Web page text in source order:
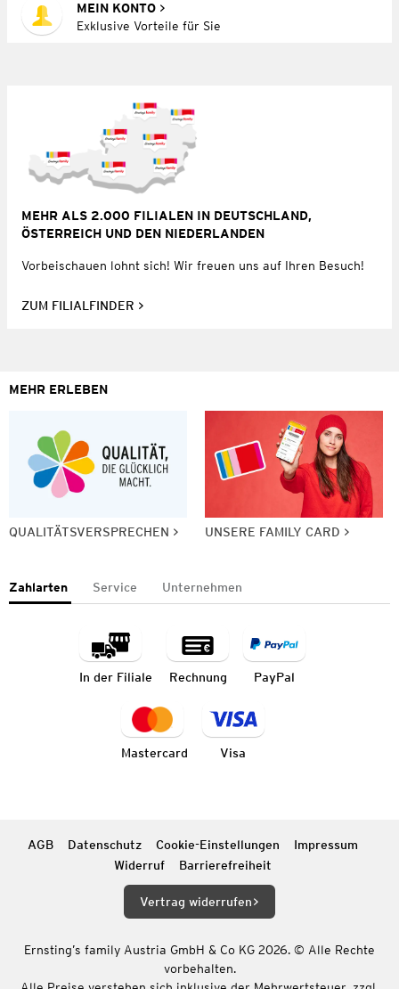
MEIN KONTO
Exklusive Vorteile für Sie
MEHR ALS 2.000 FILIALEN IN DEUTSCHLAND,
ÖSTERREICH UND DEN NIEDERLANDEN
Vorbeischauen lohnt sich! Wir freuen uns auf Ihren Besuch!
ZUM FILIALFINDER
MEHR ERLEBEN
QUALITÄTSVERSPRECHEN UNSERE FAMILY CARD
Zahlarten Service Unternehmen
In der Filiale Rechnung PayPal
Mastercard Visa
AGB Datenschutz Cookie-Einstellungen
Impressum
Widerruf
Barrierefreiheit
Vertrag widerrufen
Ernsting’s family Austria GmbH & Co KG 2026. © Alle Rechte
vorbehalten.